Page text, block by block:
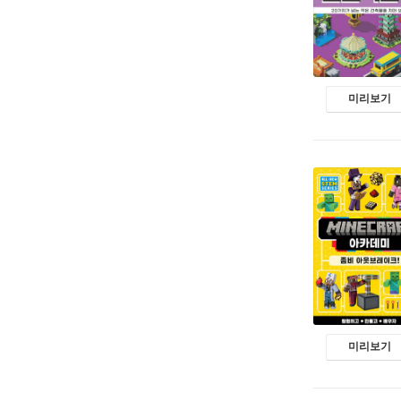
미리보기
미리보기